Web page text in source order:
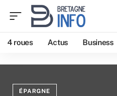
4 roues Actus Business
ÉPARGNE